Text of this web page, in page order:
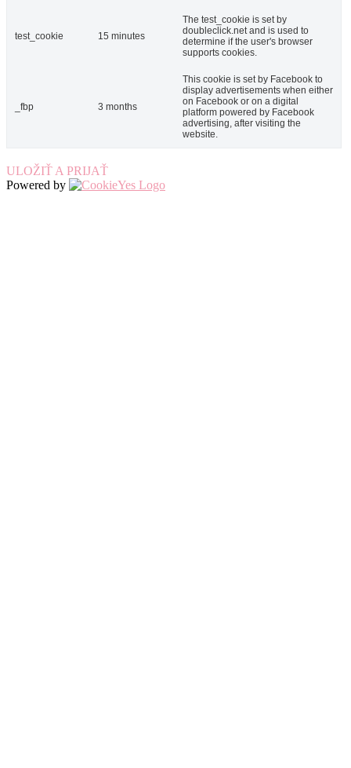
test_cookie 15 minutes
The test_cookie is set by
doubleclick.net and is used to
determine if the user's browser
supports cookies.
_fbp 3 months
This cookie is set by Facebook to
display advertisements when either
on Facebook or on a digital
platform powered by Facebook
advertising, after visiting the
website.
ULOŽIŤ A PRIJAŤ
Powered by